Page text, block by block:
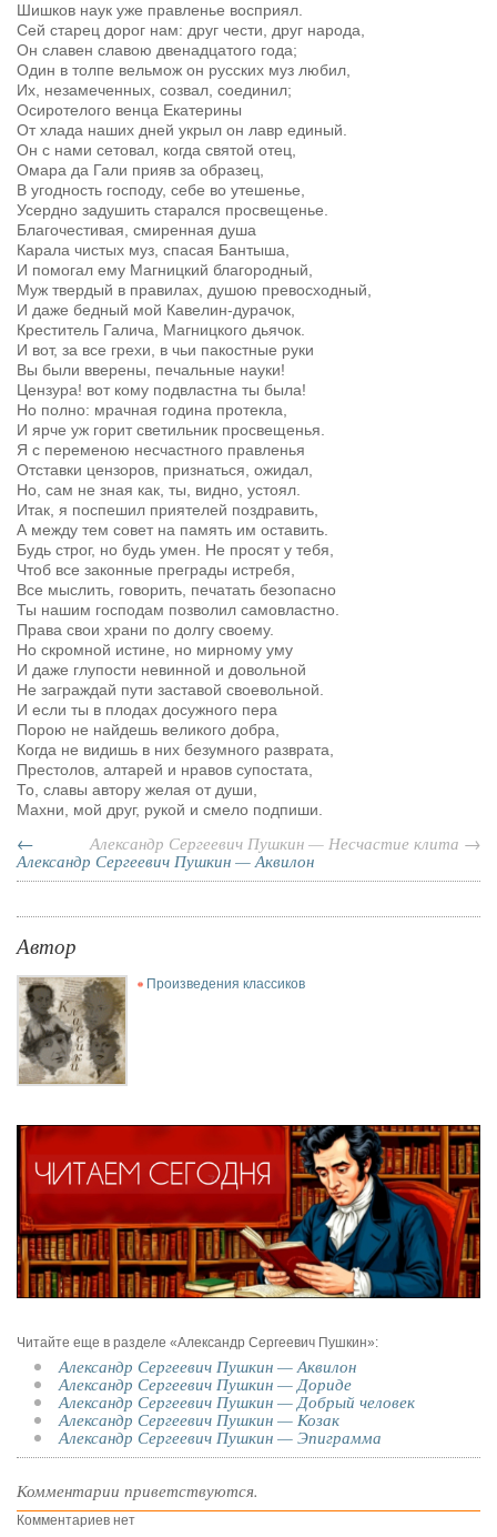
Шишков наук уже правленье восприял.
Сей старец дорог нам: друг чести, друг народа,
Он славен славою двенадцатого года;
Один в толпе вельмож он русских муз любил,
Их, незамеченных, созвал, соединил;
Осиротелого венца Екатерины
От хлада наших дней укрыл он лавр единый.
Он с нами сетовал, когда святой отец,
Омара да Гали прияв за образец,
В угодность господу, себе во утешенье,
Усердно задушить старался просвещенье.
Благочестивая, смиренная душа
Карала чистых муз, спасая Бантыша,
И помогал ему Магницкий благородный,
Муж твердый в правилах, душою превосходный,
И даже бедный мой Кавелин-дурачок,
Креститель Галича, Магницкого дьячок.
И вот, за все грехи, в чьи пакостные руки
Вы были вверены, печальные науки!
Цензура! вот кому подвластна ты была!
Но полно: мрачная година протекла,
И ярче уж горит светильник просвещенья.
Я с переменою несчастного правленья
Отставки цензоров, признаться, ожидал,
Но, сам не зная как, ты, видно, устоял.
Итак, я поспешил приятелей поздравить,
А между тем совет на память им оставить.
Будь строг, но будь умен. Не просят у тебя,
Чтоб все законные преграды истребя,
Все мыслить, говорить, печатать безопасно
Ты нашим господам позволил самовластно.
Права свои храни по долгу своему.
Но скромной истине, но мирному уму
И даже глупости невинной и довольной
Не заграждай пути заставой своевольной.
И если ты в плодах досужного пера
Порою не найдешь великого добра,
Когда не видишь в них безумного разврата,
Престолов, алтарей и нравов супостата,
То, славы автору желая от души,
Махни, мой друг, рукой и смело подпиши.
Александр Сергеевич Пушкин — Несчастие клита →
←
Александр Сергеевич Пушкин — Аквилон
Автор
Произведения классиков
Читайте еще в разделе «Александр Сергеевич Пушкин»:
Александр Сергеевич Пушкин — Аквилон
Александр Сергеевич Пушкин — Дориде
Александр Сергеевич Пушкин — Добрый человек
Александр Сергеевич Пушкин — Козак
Александр Сергеевич Пушкин — Эпиграмма
Комментарии приветствуются.
Комментариев нет